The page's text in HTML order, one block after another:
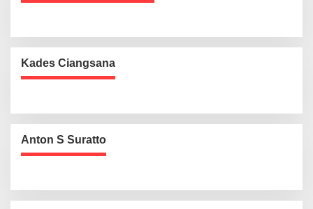
Kades Ciangsana
Anton S Suratto